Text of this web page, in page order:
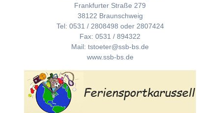
Frankfurter Straße 279
38122 Braunschweig
Tel: 0531 / 2808498 oder 2807424
Fax: 0531 / 894322
Mail: tstoeter@ssb-bs.de
www.ssb-bs.de